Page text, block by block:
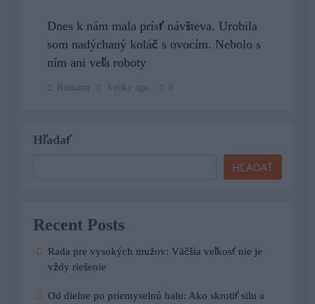
Dnes k nám mala prísť návšteva. Urobila
som nadýchaný koláč s ovocím. Nebolo s
ním ani veľa roboty
Romana 3 roky ago 0
Hľadať
HĽADAŤ
Recent Posts
Rada pre vysokých mužov: Väčšia veľkosť nie je
vždy riešenie
Od dielne po priemyselnú halu: Ako skrotiť silu a